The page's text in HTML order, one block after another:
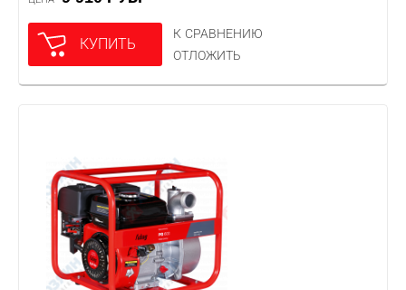
КУПИТЬ
К СРАВНЕНИЮ
ОТЛОЖИТЬ